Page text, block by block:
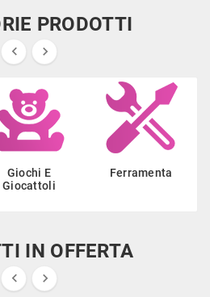
PRODOTTI
 
Giochi E
Giocattoli
Ferramenta
IN OFFERTA
 